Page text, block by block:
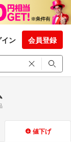
イン 会員登録
値下げ